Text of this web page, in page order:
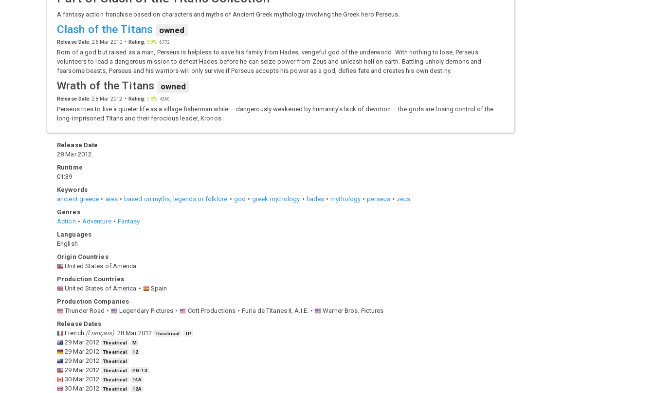
A fantasy action franchise based on characters and myths of Ancient Greek mythology involving the Greek hero Perseus.
Clash of the Titans owned
Release Date: 26 Mar 2010 Rating: 59%·6,772
Born of a god but raised as a man, Perseus is helpless to save his family from Hades, vengeful god of the underworld. With nothing to lose, Perseus
volunteers to lead a dangerous mission to defeat Hades before he can seize power from Zeus and unleash hell on earth. Battling unholy demons and
fearsome beasts, Perseus and his warriors will only survive if Perseus accepts his power as a god, defies fate and creates his own destiny.
Wrath of the Titans owned
Release Date: 28 Mar 2012 Rating: 58%·4,560
Perseus tries to live a quieter life as a village fisherman while – dangerously weakened by humanity's lack of devotion – the gods are losing control of the
long-imprisoned Titans and their ferocious leader, Kronos.
Release Date
28 Mar 2012
Runtime
01:39
Keywords
ancient greece
ares based on myths, legends or folklore god greek mythology hades mythology perseus
zeus
Genres
Action
Adventure
Fantasy
Languages
English
Origin Countries
United States of America
Production Countries
United States of America
Spain
Production Companies
Thunder Road
Legendary Pictures Cott Productions Furia de Titanes II, A.I.E.
Warner Bros. Pictures
Release Dates
French (Français): 28 Mar 2012 Theatrical TP
29 Mar 2012 Theatrical M
29 Mar 2012 Theatrical 12
29 Mar 2012 Theatrical
29 Mar 2012 Theatrical PG-13
30 Mar 2012 Theatrical 14A
30 Mar 2012 Theatrical 12A